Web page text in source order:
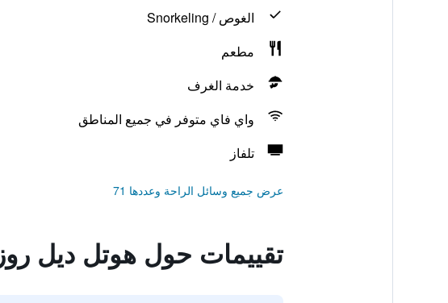
الغوص / Snorkeling
مطعم
خدمة الغرف
واي فاي متوفر في جميع المناطق
تلفاز
عرض جميع وسائل الراحة وعددها 71
تقييمات حول هوتل ديل روز